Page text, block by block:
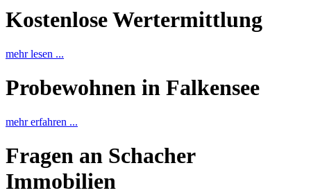
Kostenlose Wertermittlung
mehr lesen ...
Probewohnen in Falkensee
mehr erfahren ...
Fragen an Schacher
Immobilien